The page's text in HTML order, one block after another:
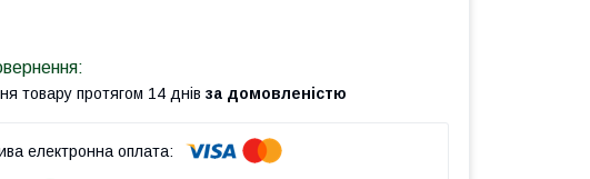
товару протягом 14 днів за домовленістю